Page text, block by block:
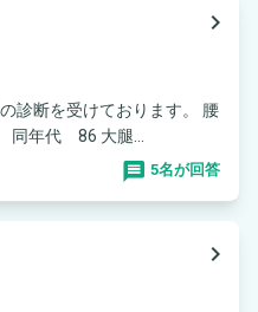
navigate_next
診断を受けております。 腰
年 78 同年代 86 大腿...
5名が回答
navigate_next